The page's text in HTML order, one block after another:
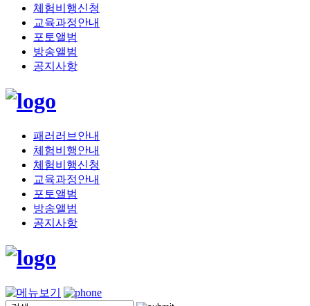
체험비행신청
교육과정안내
포토앨범
방송앨범
공지사항
패러러브안내
체험비행안내
체험비행신청
교육과정안내
포토앨범
방송앨범
공지사항